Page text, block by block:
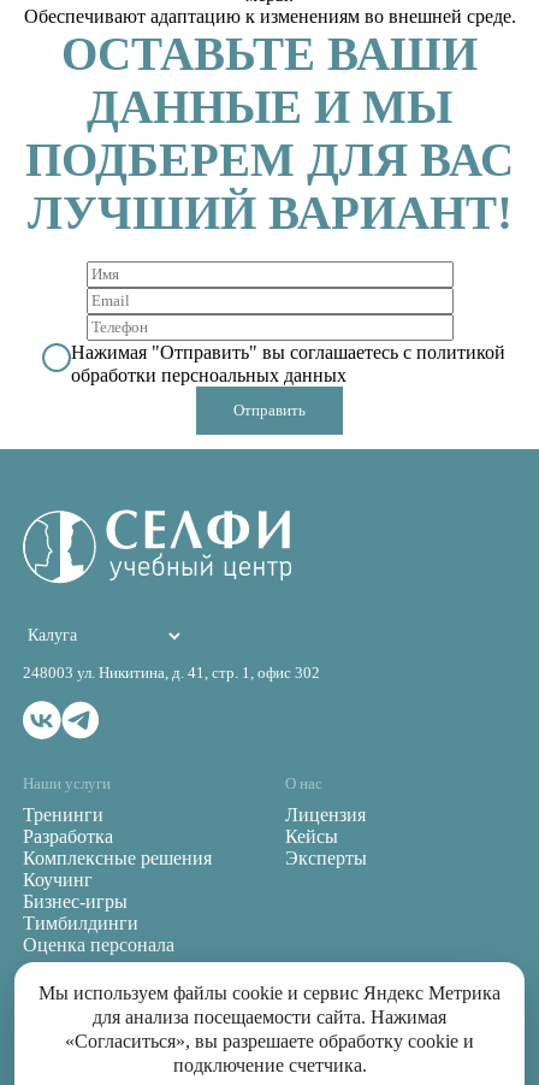
Обеспечивают адаптацию к изменениям во внешней среде.
ОСТАВЬТЕ ВАШИ
ДАННЫЕ И МЫ
ПОДБЕРЕМ ДЛЯ ВАС
ЛУЧШИЙ ВАРИАНТ!
Нажимая "Отправить" вы соглашаетесь с политикой
обработки персноальных данных
Выберите город
248003 ул. Никитина, д. 41, стр. 1, офис 302
Наши услуги
Тренинги
Разработка
Комплексные решения
Коучинг
Бизнес-игры
Тимбилдинги
Оценка персонала
О нас
Лицензия
Кейсы
Эксперты
+7 (980) 513-13-52
INFO@SELFIE-CENTER.RU
Политика конфиденциальности
Мы используем файлы cookie и сервис Яндекс Метрика
для анализа посещаемости сайта. Нажимая
«Согласиться», вы разрешаете обработку cookie и
подключение счетчика.